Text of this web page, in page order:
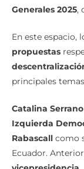
propuestas
principales
Izquierda
Rabascall como
Ecuador.
vicepresidencia.